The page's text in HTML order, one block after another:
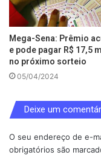
Mega-Sena: Prêmio
e pode pagar R$ 17,5
no próximo sorteio
05/04/2024
Deixe um
O seu endereço de e-
obrigatórios são